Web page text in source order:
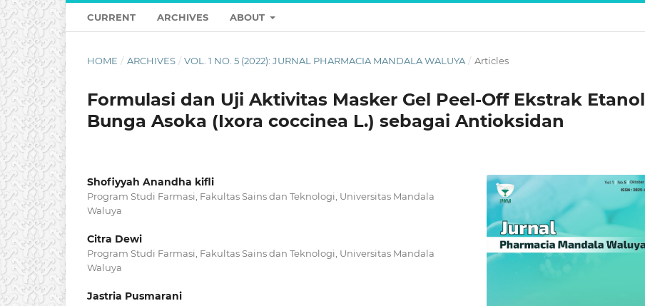
CURRENT ARCHIVES ABOUT
HOME / ARCHIVES / VOL. 1 NO. 5 (2022): JURNAL PHARMACIA MANDALA WALUYA / Articles
Formulasi dan Uji Aktivitas Masker Gel Peel-Off Ekstrak Etanol
Bunga Asoka (Ixora coccinea L.) sebagai Antioksidan
Shofiyyah Anandha kifli
Program Studi Farmasi, Fakultas Sains dan Teknologi, Universitas Mandala
Waluya
Citra Dewi
Program Studi Farmasi, Fakultas Sains dan Teknologi, Universitas Mandala
Waluya
Jastria Pusmarani